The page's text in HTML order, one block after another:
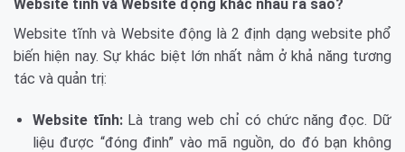
Website tĩnh và Website động khác nhau ra sao?
Website tĩnh và Website động là 2 định dạng website phổ
biến hiện nay. Sự khác biệt lớn nhất nằm ở khả năng tương
tác và quản trị:
Website tĩnh:Là trang web chỉ có chức năng đọc. Dữ
liệu được “đóng đinh” vào mã nguồn, do đó bạn không